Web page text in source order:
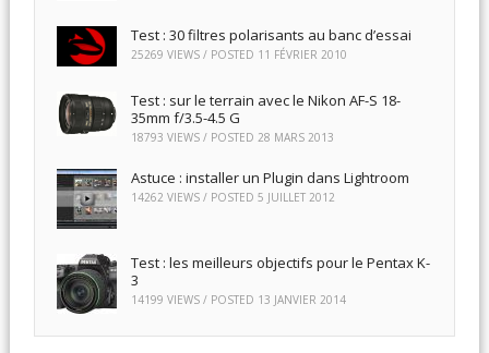
Test : 30 filtres polarisants au banc d’essai
25269 VIEWS / POSTED 11 FÉVRIER 2010
Test : sur le terrain avec le Nikon AF-S 18-
35mm f/3.5-4.5 G
18793 VIEWS / POSTED 28 MARS 2013
Astuce : installer un Plugin dans Lightroom
14262 VIEWS / POSTED 5 JUILLET 2012
Test : les meilleurs objectifs pour le Pentax K-
3
14199 VIEWS / POSTED 13 JANVIER 2014